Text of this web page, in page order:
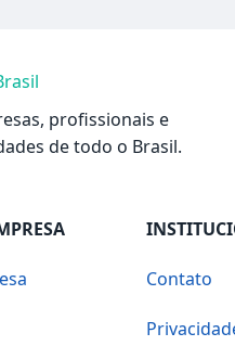
profissionais e
de todo o Brasil.
Contato